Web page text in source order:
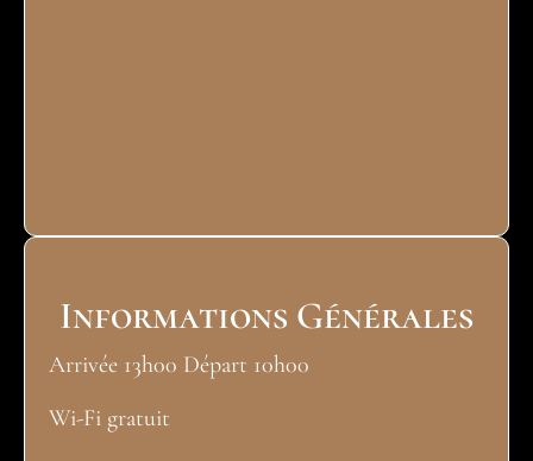
Informations Générales
Arrivée 13h00 Départ 10h00
Wi-Fi gratuit